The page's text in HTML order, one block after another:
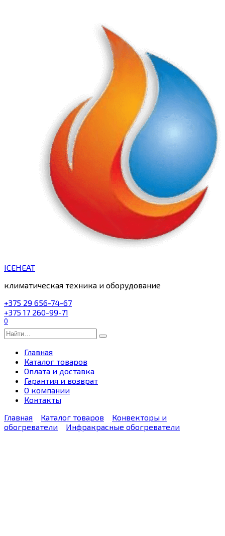
ICEHEAT
климатическая техника и оборудование
+375 29 656-74-67
+375 17 260-99-71
0
Search
for:
Главная
Каталог товаров
Оплата и доставка
Гарантия и возврат
О компании
Контакты
Главная
Каталог товаров
Конвекторы и
обогреватели
Инфракрасные обогреватели